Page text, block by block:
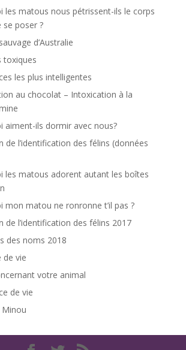
les matous nous pétrissent-ils le corps
se poser ?
d’Australie
toxiques
les plus intelligentes
au chocolat – Intoxication à la
aiment-ils dormir avec nous?
de l’identification des félins (données
les matous adorent autant les boîtes
mon matou ne ronronne t’il pas ?
de l’identification des félins 2017
des noms 2018
de vie
votre animal
de vie